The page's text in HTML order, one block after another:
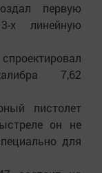
первую
х линейную
7,62
пистолет
он не
для